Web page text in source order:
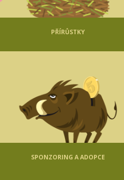
PŘÍRŮSTKY
SPONZORING A ADOPCE